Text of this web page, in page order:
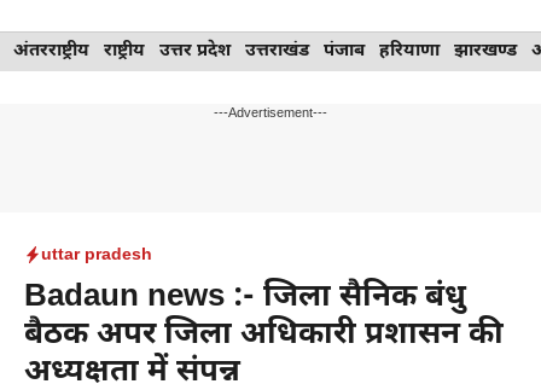
Skip
to
अंतरराष्ट्रीय राष्ट्रीय उत्तर प्रदेश उत्तराखंड पंजाब हरियाणा झारखण्ड
---Advertisement---
uttar pradesh
Badaun news :- जिला सैनिक बंधु
बैठक अपर जिला अधिकारी प्रशासन की
अध्यक्षता में संपन्न